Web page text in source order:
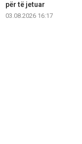
për të jetuar
03.08.2026 16:17